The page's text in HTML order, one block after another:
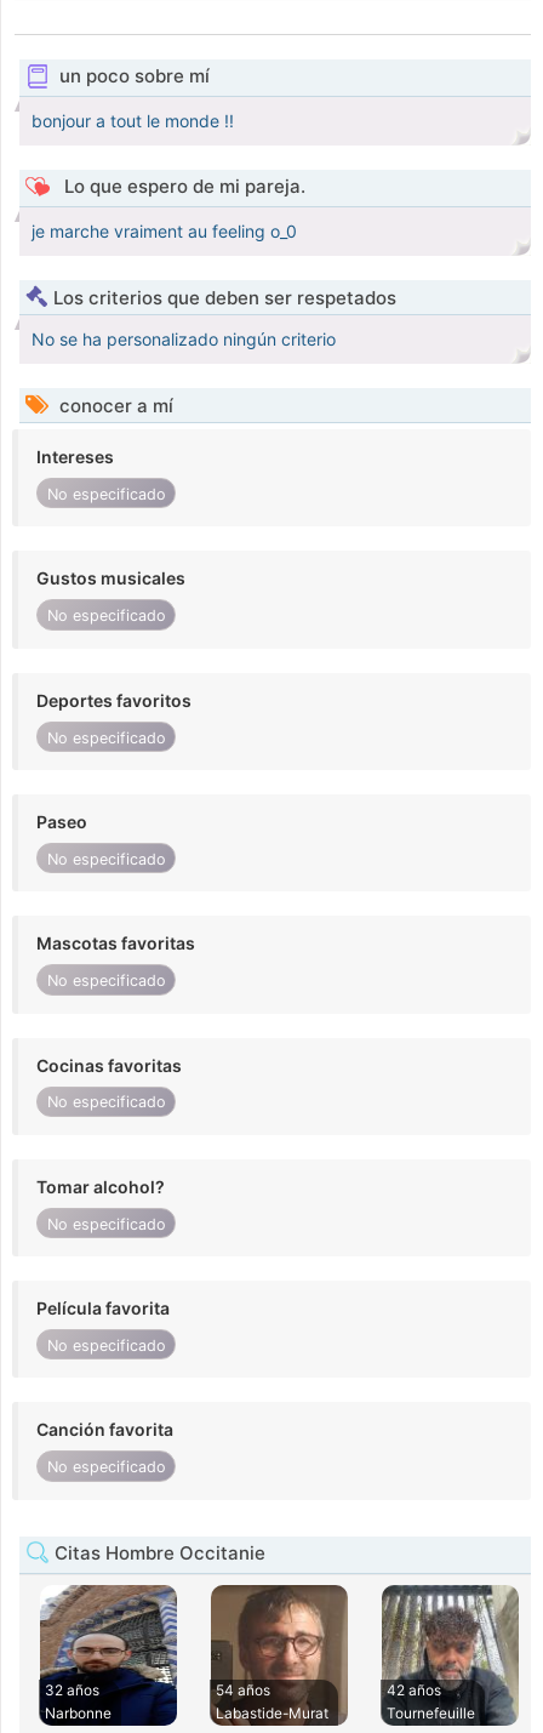
un poco sobre mí
bonjour a tout le monde !!
Lo que espero de mi pareja.
je marche vraiment au feeling o_0
Los criterios que deben ser respetados
No se ha personalizado ningún criterio
conocer a mí
Intereses
No especificado
Gustos musicales
No especificado
Deportes favoritos
No especificado
Paseo
No especificado
Mascotas favoritas
No especificado
Cocinas favoritas
No especificado
Tomar alcohol?
No especificado
Película favorita
No especificado
Canción favorita
No especificado
Citas Hombre Occitanie
32 años
Narbonne
54 años
Labastide-Murat
42 años
Tournefeuille